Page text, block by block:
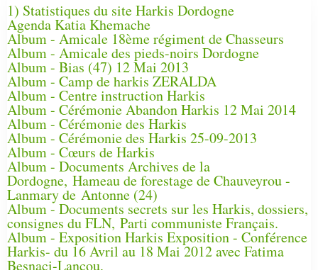
1) Statistiques du site Harkis Dordogne
Agenda Katia Khemache
Album - Amicale 18ème régiment de Chasseurs
Album - Amicale des pieds-noirs Dordogne
Album - Bias (47) 12 Mai 2013
Album - Camp de harkis ZERALDA
Album - Centre instruction Harkis
Album - Cérémonie Abandon Harkis 12 Mai 2014
Album - Cérémonie des Harkis
Album - Cérémonie des Harkis 25-09-2013
Album - Cœurs de Harkis
Album - Documents Archives de la
Dordogne, Hameau de forestage de Chauveyrou -
Lanmary de Antonne (24)
Album - Documents secrets sur les Harkis, dossiers,
consignes du FLN, Parti communiste Français.
Album - Exposition Harkis Exposition - Conférence
Harkis- du 16 Avril au 18 Mai 2012 avec Fatima
Besnaci-Lancou,